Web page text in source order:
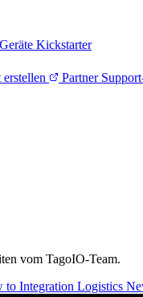
Kickstarter
Partner
vom TagoIO-Team.
to Integration Logistics